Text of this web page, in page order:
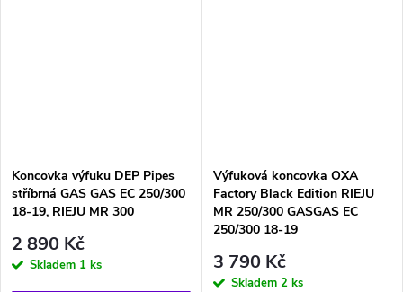
Koncovka výfuku DEP Pipes
stříbrná GAS GAS EC 250/300
18-19, RIEJU MR 300
2 890 Kč
Skladem 1 ks
Výfuková koncovka OXA
Factory Black Edition RIEJU
MR 250/300 GASGAS EC
250/300 18-19
3 790 Kč
Skladem 2 ks